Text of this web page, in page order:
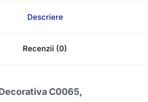
Descriere
Recenzii (0)
C0065,